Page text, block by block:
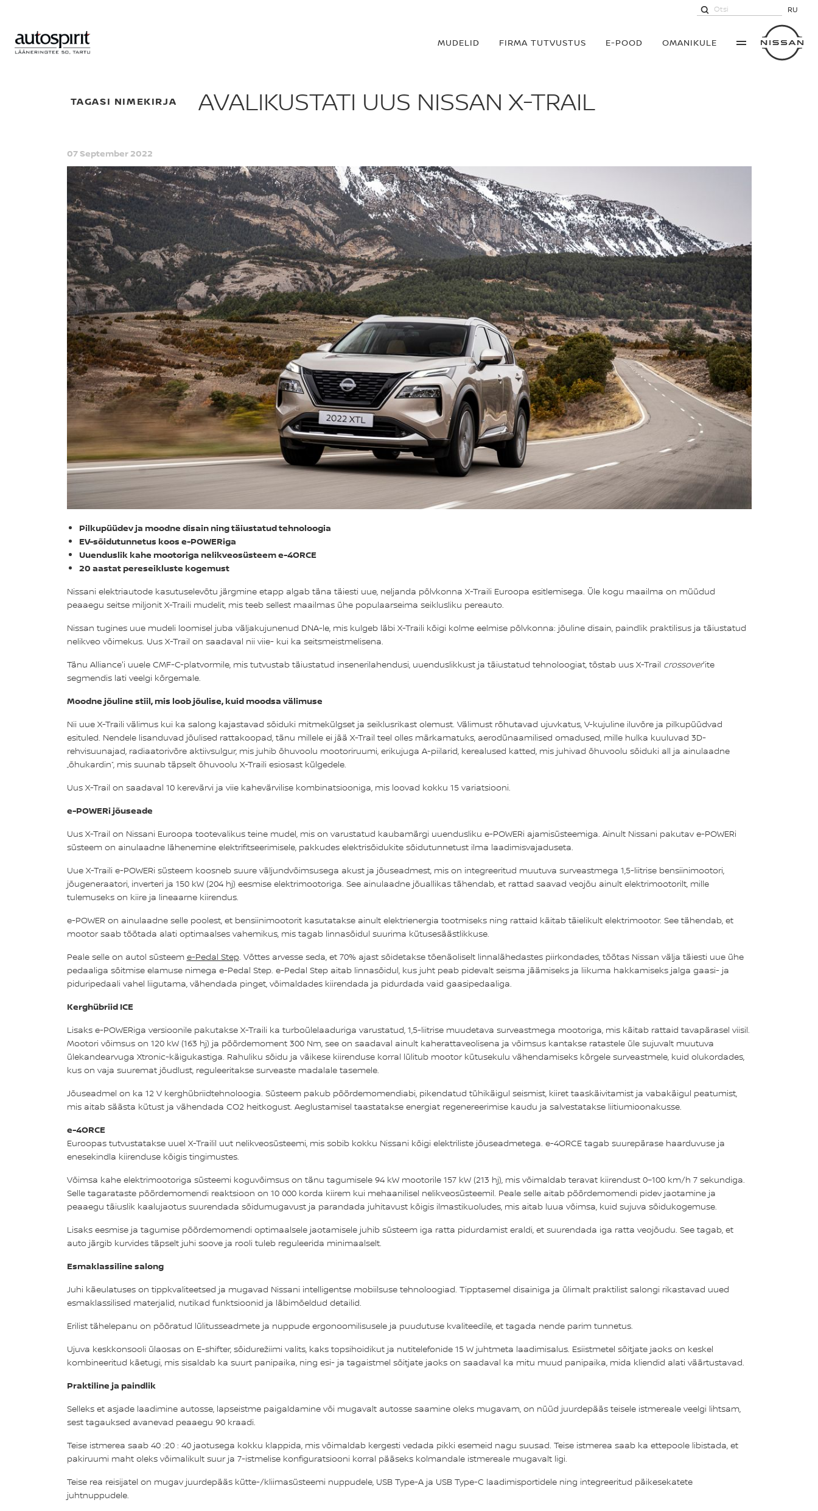
MUDELID FIRMA TUTVUSTUS E-POOD OMANIKULE
RU
TAGASI NIMEKIRJA AVALIKUSTATI UUS NISSAN X-TRAIL
07 September 2022
Pilkupüüdev ja moodne disain ning täiustatud tehnoloogia
EV-sõidutunnetus koos e-POWERiga
Uuenduslik kahe mootoriga nelikveosüsteem e-4ORCE
20 aastat pereseikluste kogemust
Nissani elektriautode kasutuselevõtu järgmine etapp algab täna täiesti uue, neljanda põlvkonna X-Traili Euroopa esitlemisega. Üle kogu maailma on müüdud
peaaegu seitse miljonit X-Traili mudelit, mis teeb sellest maailmas ühe populaarseima seiklusliku pereauto.
Nissan tugines uue mudeli loomisel juba väljakujunenud DNA-le, mis kulgeb läbi X-Traili kõigi kolme eelmise põlvkonna: jõuline disain, paindlik praktilisus ja täiustatud
nelikveo võimekus. Uus X-Trail on saadaval nii viie- kui ka seitsmeistmelisena.
Tänu Alliance'i uuele CMF-C-platvormile, mis tutvustab täiustatud insenerilahendusi, uuenduslikkust ja täiustatud tehnoloogiat, tõstab uus X-Trail crossover'ite
segmendis lati veelgi kõrgemale.
Moodne jõuline stiil, mis loob jõulise, kuid moodsa välimuse
Nii uue X-Traili välimus kui ka salong kajastavad sõiduki mitmekülgset ja seiklusrikast olemust. Välimust rõhutavad ujuvkatus, V-kujuline iluvõre ja pilkupüüdvad
esituled. Nendele lisanduvad jõulised rattakoopad, tänu millele ei jää X-Trail teel olles märkamatuks, aerodünaamilised omadused, mille hulka kuuluvad 3D-
rehvisuunajad, radiaatorivõre aktiivsulgur, mis juhib õhuvoolu mootoriruumi, erikujuga A-piilarid, kerealused katted, mis juhivad õhuvoolu sõiduki all ja ainulaadne
„õhukardin“, mis suunab täpselt õhuvoolu X-Traili esiosast külgedele.
Uus X-Trail on saadaval 10 kerevärvi ja viie kahevärvilise kombinatsiooniga, mis loovad kokku 15 variatsiooni.
e-POWERi jõuseade
Uus X-Trail on Nissani Euroopa tootevalikus teine mudel, mis on varustatud kaubamärgi uuendusliku e‑POWERi ajamisüsteemiga. Ainult Nissani pakutav e-POWERi
süsteem on ainulaadne lähenemine elektrifitseerimisele, pakkudes elektrisõidukite sõidutunnetust ilma laadimisvajaduseta.
Uue X-Traili e-POWERi süsteem koosneb suure väljundvõimsusega akust ja jõuseadmest, mis on integreeritud muutuva surveastmega 1,5-liitrise bensiinimootori,
jõugeneraatori, inverteri ja 150 kW (204 hj) eesmise elektrimootoriga. See ainulaadne jõuallikas tähendab, et rattad saavad veojõu ainult elektrimootorilt, mille
tulemuseks on kiire ja lineaarne kiirendus.
e-POWER on ainulaadne selle poolest, et bensiinimootorit kasutatakse ainult elektrienergia tootmiseks ning rattaid käitab täielikult elektrimootor. See tähendab, et
mootor saab töötada alati optimaalses vahemikus, mis tagab linnasõidul suurima kütusesäästlikkuse.
Peale selle on autol süsteem e-Pedal Step. Võttes arvesse seda, et 70% ajast sõidetakse tõenäoliselt linnalähedastes piirkondades, töötas Nissan välja täiesti uue ühe
pedaaliga sõitmise elamuse nimega e-Pedal Step. e-Pedal Step aitab linnasõidul, kus juht peab pidevalt seisma jäämiseks ja liikuma hakkamiseks jalga gaasi- ja
piduripedaali vahel liigutama, vähendada pinget, võimaldades kiirendada ja pidurdada vaid gaasipedaaliga.
Kerghübriid ICE
Lisaks e-POWERiga versioonile pakutakse X-Traili ka turboülelaaduriga varustatud, 1,5-liitrise muudetava surveastmega mootoriga, mis käitab rattaid tavapärasel viisil.
Mootori võimsus on 120 kW (163 hj) ja pöördemoment 300 Nm, see on saadaval ainult kaherattaveolisena ja võimsus kantakse ratastele üle sujuvalt muutuva
ülekandearvuga Xtronic-käigukastiga. Rahuliku sõidu ja väikese kiirenduse korral lülitub mootor kütusekulu vähendamiseks kõrgele surveastmele, kuid olukordades,
kus on vaja suuremat jõudlust, reguleeritakse surveaste madalale tasemele.
Jõuseadmel on ka 12 V kerghübriidtehnoloogia. Süsteem pakub pöördemomendiabi, pikendatud tühikäigul seismist, kiiret taaskäivitamist ja vabakäigul peatumist,
mis aitab säästa kütust ja vähendada CO2 heitkogust. Aeglustamisel taastatakse energiat regenereerimise kaudu ja salvestatakse liitiumioonakusse.
e-4ORCE
Euroopas tutvustatakse uuel X-Trailil uut nelikveosüsteemi, mis sobib kokku Nissani kõigi elektriliste jõuseadmetega. e-4ORCE tagab suurepärase haarduvuse ja
enesekindla kiirenduse kõigis tingimustes.
Võimsa kahe elektrimootoriga süsteemi koguvõimsus on tänu tagumisele 94 kW mootorile 157 kW (213 hj), mis võimaldab teravat kiirendust 0–100 km/h 7 sekundiga.
Selle tagarataste pöördemomendi reaktsioon on 10 000 korda kiirem kui mehaanilisel nelikveosüsteemil. Peale selle aitab pöördemomendi pidev jaotamine ja
peaaegu täiuslik kaalujaotus suurendada sõidumugavust ja parandada juhitavust kõigis ilmastikuoludes, mis aitab luua võimsa, kuid sujuva sõidukogemuse.
Lisaks eesmise ja tagumise pöördemomendi optimaalsele jaotamisele juhib süsteem iga ratta pidurdamist eraldi, et suurendada iga ratta veojõudu. See tagab, et
auto järgib kurvides täpselt juhi soove ja rooli tuleb reguleerida minimaalselt.
Esmaklassiline salong
Juhi käeulatuses on tippkvaliteetsed ja mugavad Nissani intelligentse mobiilsuse tehnoloogiad. Tipptasemel disainiga ja ülimalt praktilist salongi rikastavad uued
esmaklassilised materjalid, nutikad funktsioonid ja läbimõeldud detailid.
Erilist tähelepanu on pööratud lülitusseadmete ja nuppude ergonoomilisusele ja puudutuse kvaliteedile, et tagada nende parim tunnetus.
Ujuva keskkonsooli ülaosas on E-shifter, sõidurežiimi valits, kaks topsihoidikut ja nutitelefonide 15 W juhtmeta laadimisalus. Esiistmetel sõitjate jaoks on keskel
kombineeritud käetugi, mis sisaldab ka suurt panipaika, ning esi- ja tagaistmel sõitjate jaoks on saadaval ka mitu muud panipaika, mida kliendid alati väärtustavad.
Praktiline ja paindlik
Selleks et asjade laadimine autosse, lapseistme paigaldamine või mugavalt autosse saamine oleks mugavam, on nüüd juurdepääs teisele istmereale veelgi lihtsam,
sest tagauksed avanevad peaaegu 90 kraadi.
Teise istmerea saab 40 :20 : 40 jaotusega kokku klappida, mis võimaldab kergesti vedada pikki esemeid nagu suusad. Teise istmerea saab ka ettepoole libistada, et
pakiruumi maht oleks võimalikult suur ja 7-istmelise konfiguratsiooni korral pääseks kolmandale istmereale mugavalt ligi.
Teise rea reisijatel on mugav juurdepääs kütte-/kliimasüsteemi nuppudele, USB Type-A ja USB Type-C laadimisportidele ning integreeritud päikesekatete
juhtnuppudele.